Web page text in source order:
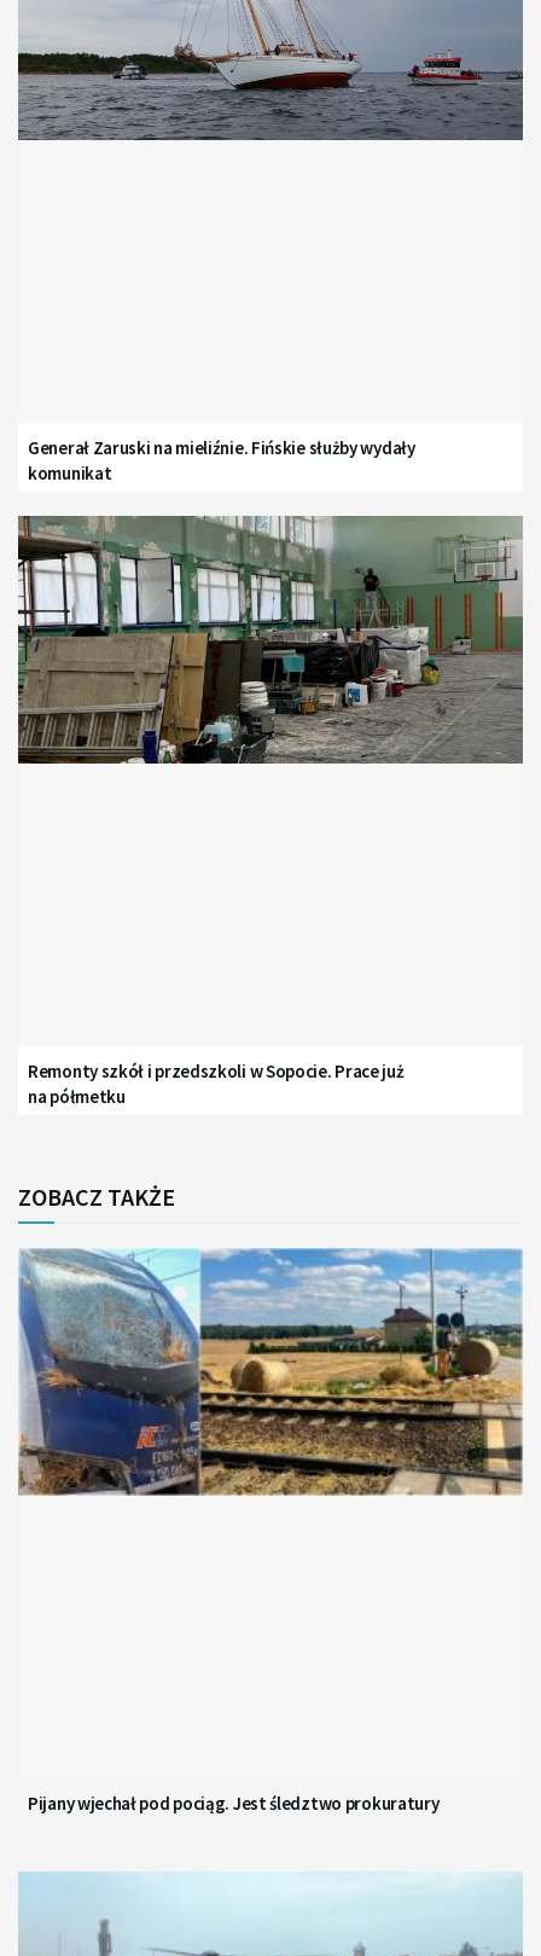
Generał Zaruski na mieliźnie. Fińskie służby wydały
komunikat
Remonty szkół i przedszkoli w Sopocie. Prace już
na półmetku
ZOBACZ TAKŻE
Pijany wjechał pod pociąg. Jest śledztwo prokuratury